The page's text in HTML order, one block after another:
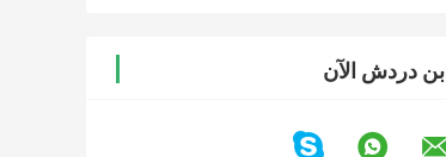
ابن دردش الآن